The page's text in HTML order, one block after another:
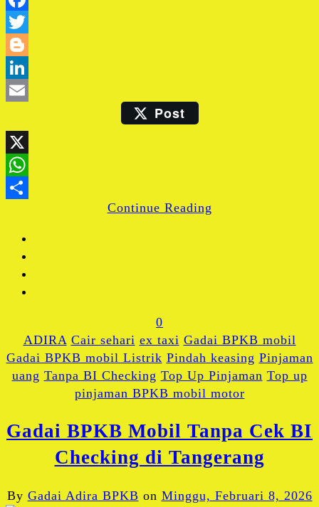
Email Post
Share
Continue Reading
0
ADIRA Cair sehari ex taxi Gadai BPKB mobil
Gadai BPKB mobil Listrik Pindah keasing Pinjaman
uang Tanpa BI Checking Top Up Pinjaman Top up
pinjaman BPKB mobil motor
Gadai BPKB Mobil Tanpa Cek BI
Checking di Tangerang
By Gadai Adira BPKB on Minggu, Februari 8, 2026